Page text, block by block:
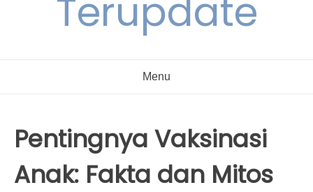
Terupdate
Menu
Pentingnya Vaksinasi
Anak: Fakta dan Mitos